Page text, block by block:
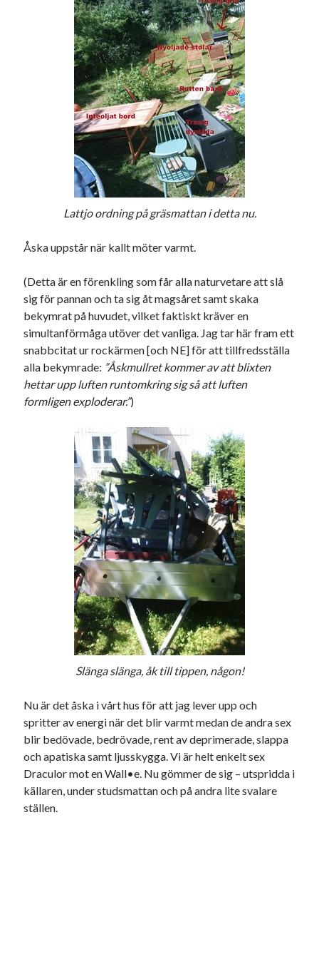
24 25 26 27 28
Kategorier
Etiketter
#blogg100 allmänbildning barn
barnen basket bil corona
död England fest film fotboll
Julkalenderfacit Julkalendern
julkalendern 2021 Julkalendern 2024 konst
lifvet Lund mat
minnen mode museum musik
nostalgi ord radio recept
resa sekrutt skola
sommar språk språkpolis
Stockholm svenska tips
Dessa har något gemensamt
Fantastiskt välformulerad moderecensent
Onödiga citattecken
Dessa har något helt annat gemensamt
Lattjo ordning på gräsmattan i detta nu.
Åska uppstår när kallt möter varmt.
(Detta är en förenkling som får alla naturvetare att slå
sig för pannan och ta sig åt magsåret samt skaka
bekymrat på huvudet, vilket faktiskt kräver en
simultanförmåga utöver det vanliga. Jag tar här fram ett
snabbcitat ur rockärmen [och NE] för att tillfredsställa
alla bekymrade: ”Åskmullret kommer av att blixten
hettar upp luften runtomkring sig så att luften
formligen exploderar.”)
Slänga slänga, åk till tippen, någon!
Nu är det åska i vårt hus för att jag lever upp och
spritter av energi när det blir varmt medan de andra sex
blir bedövade, bedrövade, rent av deprimerade, slappa
och apatiska samt ljusskygga. Vi är helt enkelt sex
Draculor mot en Wall•e. Nu gömmer de sig – utspridda i
källaren, under studsmattan och på andra lite svalare
ställen.